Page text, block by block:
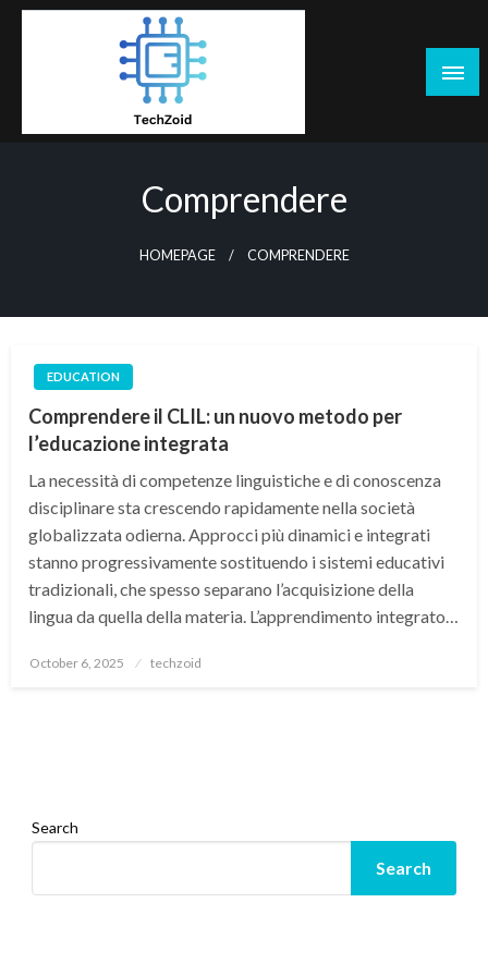
Skip
Comprendere
HOMEPAGE COMPRENDERE
EDUCATION
Comprendere il CLIL: un nuovo metodo per
l’educazione integrata
La necessità di competenze linguistiche e di conoscenza
disciplinare sta crescendo rapidamente nella società
globalizzata odierna. Approcci più dinamici e integrati
stanno progressivamente sostituendo i sistemi educativi
tradizionali, che spesso separano l’acquisizione della
lingua da quella della materia. L’apprendimento integrato…
Posted
October 6, 2025 techzoid
Search
Search